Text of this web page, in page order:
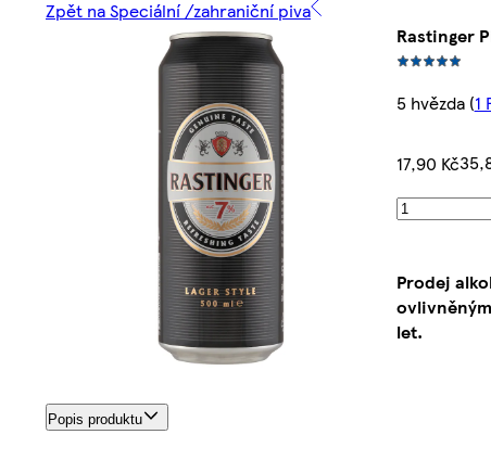
Zpět na Speciální /zahraniční piva
Rastinger
5 hvězda(1
17,90 Kč
Prodej
let.
Popis produktu